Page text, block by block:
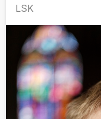
LSK